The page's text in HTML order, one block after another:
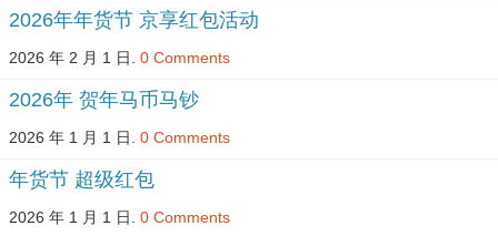
2026年年货节 京享红包活动
2026 年 2 月 1 日. 0 Comments
2026年 贺年马币马钞
2026 年 1 月 1 日. 0 Comments
年货节 超级红包
2026 年 1 月 1 日. 0 Comments